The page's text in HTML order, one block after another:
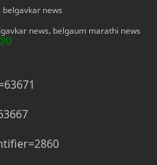
belgavkar news
news, belgaum marathi news